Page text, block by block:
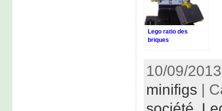
Lego ratio des
briques
10/09/
minifigs |